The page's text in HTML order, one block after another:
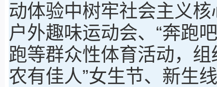
动体验中树牢社会主义核
户外趣味运动会、“奔跑
跑等群众性体育活动，组
农有佳人”女生节、新生